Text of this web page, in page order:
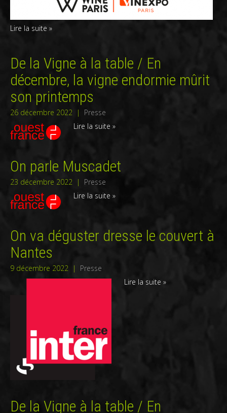
Lire la suite »
De la Vigne à la table / En
décembre, la vigne endormie mûrit
son printemps
26 décembre 2022 | Presse
Lire la suite »
On parle Muscadet
23 décembre 2022 | Presse
Lire la suite »
On va déguster dresse le couvert à
Nantes
9 décembre 2022 | Presse
Lire la suite »
De la Vigne à la table / En